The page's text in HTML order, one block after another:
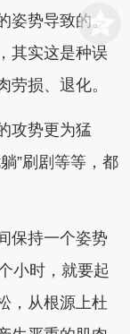
势导致的。
其实这是种误
损、退化。
攻势更为猛
”刷剧等等，都
持一个姿势
小时，就要起
，从根源上杜